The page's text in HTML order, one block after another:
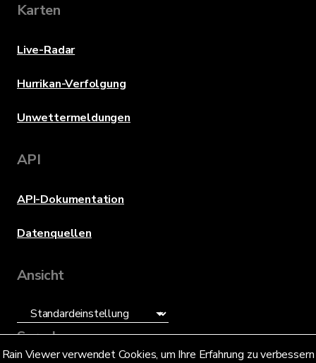
Rain Viewer verwendet Cookies, um Ihre Erfahrung zu verbessern
Karten
Live-Radar
Hurrikan-Verfolgung
Unwettermeldungen
API
API-Dokumentation
Datenquellen
Ansicht
Sprache